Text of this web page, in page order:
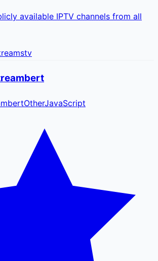
available IPTV channels from all
tv
OtherJavaScript